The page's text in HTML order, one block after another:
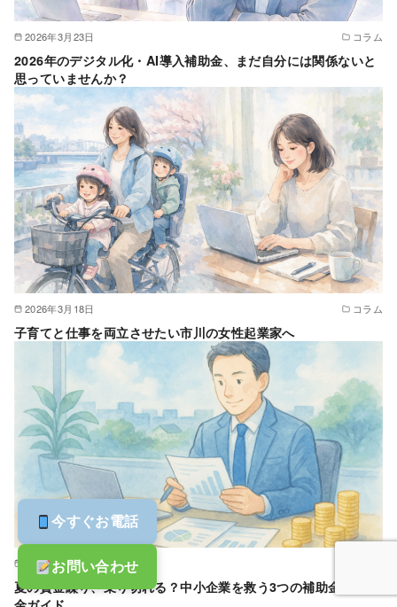
今すぐお電話
お問い合わせ
2026年3月23日 コラム
2026年のデジタル化・AI導入補助金、まだ自分には関係ないと
思っていませんか？
2026年3月18日 コラム
子育てと仕事を両立させたい市川の女性起業家へ
2025年8月4日
夏の資金繰り、乗り切れる？中小企業を救う3つの補助金・給付